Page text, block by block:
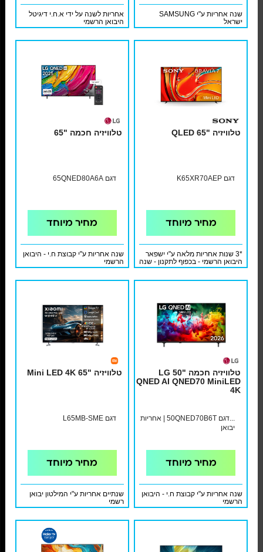
שנה אחריות ע"י SAMSUNG
ישראל
אחריות לשנה על ידי א.ח.י דיגיטל
היבואן הרשמי
טלוויזיה "65 QLED
דגם K65XR70AEP
מחיר מיוחד
*3 שנות אחריות מלאה ע"י ישפאר
היבואן הרשמי - בכפוף לתקנון - שנה
אחריות מלאה + 2 שנות אחריות
טלוויזיה חכמה "65
דגם 65QNED80A6A
מחיר מיוחד
שנה אחריות ע"י קבוצת ח.י - היבואן
הרשמי
טלוויזיה חכמה "50 LG
QNED AI QNED70 MiniLED
4K
...דגם 50QNED70B6T | אחריות
יבואן
מחיר מיוחד
שנה אחריות ע"י קבוצת ח.י - היבואן
הרשמי
טלוויזיה "Mini LED 4K 65
דגם L65MB-SME
מחיר מיוחד
שנתיים אחריות ע"י המילטון יבואן
רשמי